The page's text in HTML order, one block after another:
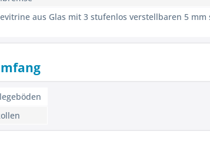
aus Glas mit 3 stufenlos verstellbaren 5